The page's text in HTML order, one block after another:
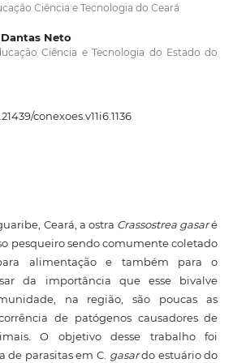
Ciência e Tecnologia do Ceará
Neto
Ciência e Tecnologia do Estado do
conexoes.v11i6.1136
Ceará, a ostra Crassostrea gasaré
pesqueiro sendo comumente coletado
alimentação e também para o
da importância que esse bivalve
na região, são poucas as
de patógenos causadores de
O objetivo desse trabalho foi
de parasitas em C. gasardo estuário do